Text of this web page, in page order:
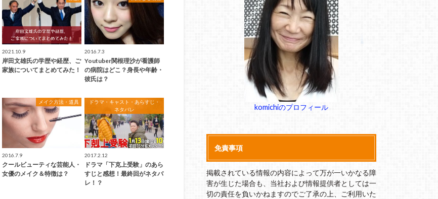
2021.10.9
岸田文雄氏の学歴や経歴、ご
家族についてまとめてみた！
2016.7.3
Youtuber関根理沙が看護師
の病院はどこ？身長や年齢・
彼氏は？
メイク方法・道具
2016.7.9
クールビューティな芸能人・
女優のメイク＆特徴は？
ドラマ・キャスト・あらすじ・
ネタバレ
2017.2.12
ドラマ「下克上受験」のあら
すじと感想！最終回がネタバ
レ！？
komichiのプロフィール
免責事項
掲載されている情報の内容によって万が一いかなる障
害が生じた場合も、当社および情報提供者としては一
切の責任を負いかねますのでご了承の上、ご利用いた